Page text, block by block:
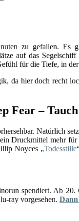
zu gefallen. Es
auf das
für die Tiefe, in
da hier doch recht
Fear –
Natürlich
Druckmittel mehr
Noyces „Todesstille
spendiert. Ab
ray vorgesehen.